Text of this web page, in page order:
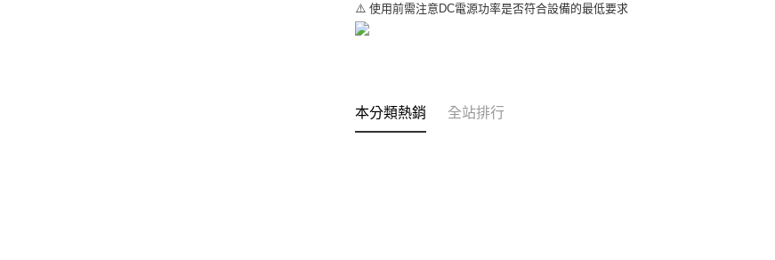
⚠️ 使用前需注意DC電源功率是否符合設備的最低要求
本分類熱銷 全站排行